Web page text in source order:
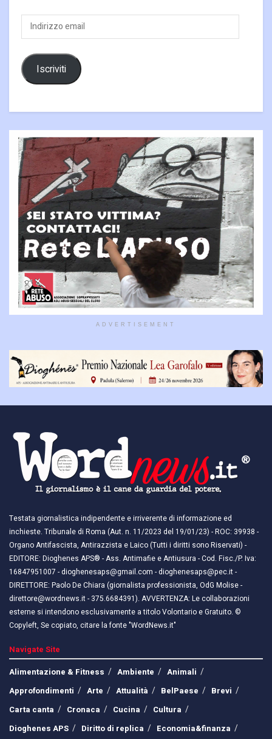
Indirizzo
email
Iscriviti
ADVERTISEMENT
Testata giornalistica indipendente e irriverente di informazione ed
inchieste. Tribunale di Roma (Aut. n. 11/2023 del 19/01/23) - ROC: 39938 -
Organo Antifascista, Antirazzista e Laico (Tutti i diritti sono Riservati) -
EDITORE: Dioghenes APS® - Ass. Antimafie e Antiusura - Cod. Fisc./P. Iva:
16847951007 - dioghenesaps@gmail.com - dioghenesaps@pec.it - ​​
DIRETTORE: Paolo De Chiara (giornalista professionista, OdG Molise -
direttore@wordnews.it - ​​375.6684391). AVVERTENZA: Le collaborazioni
esterne si intendono esclusivamente a titolo Volontario e Gratuito. ©
Copyleft, Se copiato, citare la fonte "WordNews.it"
Navigate Site
Alimentazione & Fitness
Ambiente
Animali
Approfondimenti
Arte Attualità BelPaese
Brevi
Carta canta
Cronaca Cucina
Cultura
Dioghenes APS
Diritto di replica
Economia&finanza